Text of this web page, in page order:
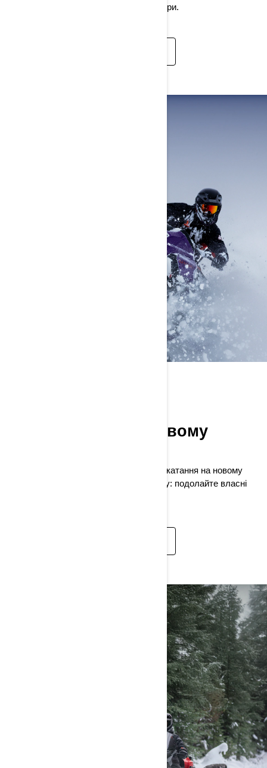
поваги снігоходу, який змінив правила гри.
внутрішньому сніговому
Відчуйте безкомпромісні враження від катання на новому
Freeride — ще більш дикому та легкому: подолайте власні